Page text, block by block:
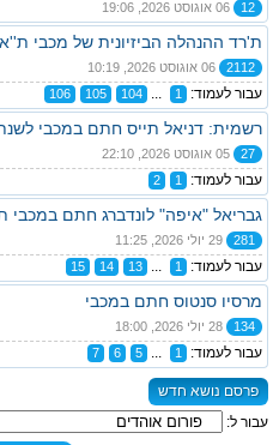
12
ת'רד ההנהלה הביזיונית של מכבי ת''א
2112
עבור לעמוד: 1
...
104
105
106
רשמית: דניאל תייס חתם במכבי
27
עבור לעמוד: 1
2
גבריאל "איפה" לונדברג חתם במכבי
281
עבור לעמוד: 1
...
13
14
15
מרסיו סנטוס חתם במכבי
134
עבור לעמוד: 1
...
5
6
7
פרסם נושא חדש
עבור ל: